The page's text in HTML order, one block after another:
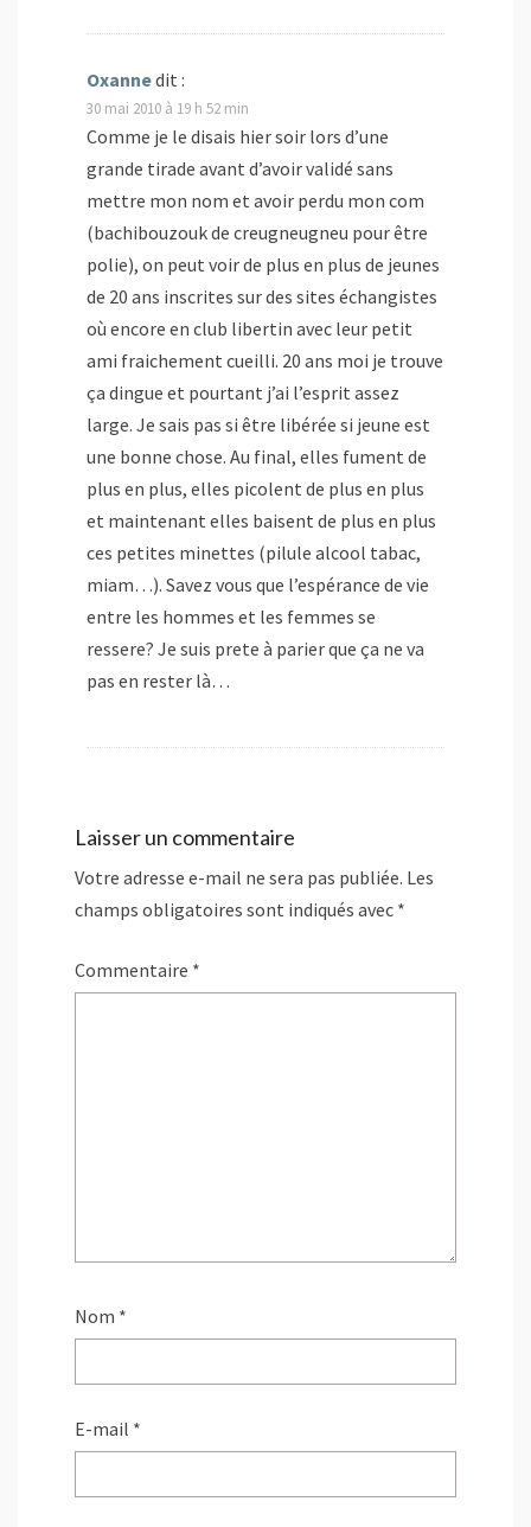
Oxannedit :
30 mai 2010 à 19 h 52 min
Comme je le disais hier soir lors d’une
grande tirade avant d’avoir validé sans
mettre mon nom et avoir perdu mon com
(bachibouzouk de creugneugneu pour être
polie), on peut voir de plus en plus de jeunes
de 20 ans inscrites sur des sites échangistes
où encore en club libertin avec leur petit
ami fraichement cueilli. 20 ans moi je trouve
ça dingue et pourtant j’ai l’esprit assez
large. Je sais pas si être libérée si jeune est
une bonne chose. Au final, elles fument de
plus en plus, elles picolent de plus en plus
et maintenant elles baisent de plus en plus
ces petites minettes (pilule alcool tabac,
miam…). Savez vous que l’espérance de vie
entre les hommes et les femmes se
ressere? Je suis prete à parier que ça ne va
pas en rester là…
Laisser un commentaire
Votre adresse e-mail ne sera pas publiée. Les
champs obligatoires sont indiqués avec *
Commentaire *
Nom *
E-mail *